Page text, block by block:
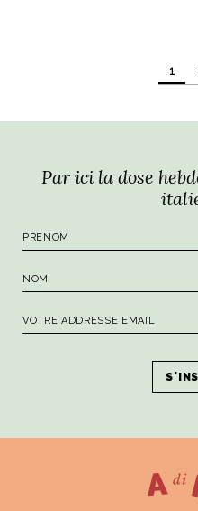
1
Par ici la dose